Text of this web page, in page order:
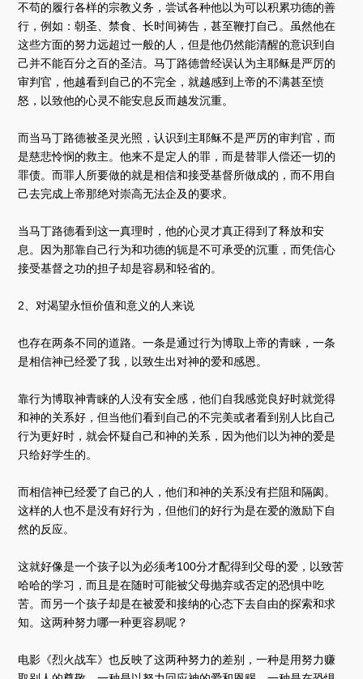
不苟的履行各样的宗教义务，尝试各种他以为可以积累功德的善
行，例如：朝圣、禁食、长时间祷告，甚至鞭打自己。虽然他在
这些方面的努力远超过一般的人，但是他仍然能清醒的意识到自
己并不能百分之百的圣洁。马丁路德曾经误认为主耶稣是严厉的
审判官，他越看到自己的不完全，就越感到上帝的不满甚至愤
怒，以致他的心灵不能安息反而越发沉重。
而当马丁路德被圣灵光照，认识到主耶稣不是严厉的审判官，而
是慈悲怜悯的救主。他来不是定人的罪，而是替罪人偿还一切的
罪债。而罪人所要做的就是相信和接受基督所做成的，而不用自
己去完成上帝那绝对崇高无法企及的要求。
当马丁路德看到这一真理时，他的心灵才真正得到了释放和安
息。因为那靠自己行为和功德的轭是不可承受的沉重，而凭信心
接受基督之功的担子却是容易和轻省的。
2、对渴望永恒价值和意义的人来说
也存在两条不同的道路。一条是通过行为博取上帝的青睐，一条
是相信神已经爱了我，以致生出对神的爱和感恩。
靠行为博取神青睐的人没有安全感，他们自我感觉良好时就觉得
和神的关系好，但当他们看到自己的不完美或者看到别人比自己
行为更好时，就会怀疑自己和神的关系，因为他们以为神的爱是
只给好学生的。
而相信神已经爱了自己的人，他们和神的关系没有拦阻和隔阂。
这样的人也不是没有好行为，但他们的好行为是在爱的激励下自
然的反应。
这就好像是一个孩子以为必须考100分才配得到父母的爱，以致苦
哈哈的学习，而且是在随时可能被父母抛弃或否定的恐惧中吃
苦。而另一个孩子却是在被爱和接纳的心态下去自由的探索和求
知。这两种努力哪一种更容易呢？
电影《烈火战车》也反映了这两种努力的差别，一种是用努力赚